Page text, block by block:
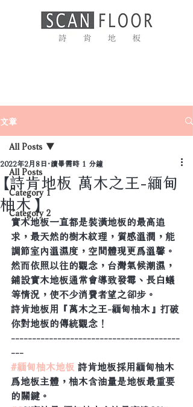
文章
All Posts
Category 1
Category 2
All Posts
【詩肯地板 萬木之王-緬甸
柚木】
2022年2月8日 讀畢需時 1 分鐘
實木地板一直都是裝潢地板的最高追
求，最天然的樹木紋理，質感溫潤，能
調節室內溫濕度，空間體現更爲溫馨。
然而依照以往的觀念，台灣氣候潮濕，
鋪設實木地板通常會導致發霉、長白蟻
等情況，使不少消費者望之卻步。
詩肯地板用『萬木之王-緬甸柚木』打破
你對地板的傳統觀念！
----------------------------------------
---
#緬甸柚木地板 詩肯地板採用緬甸柚木
爲地板主體，柚木含油量是地板最重要
的關鍵。